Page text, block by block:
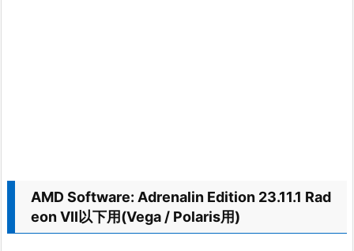
AMD Software: Adrenalin Edition 23.11.1 Rad
eon VII以下用(Vega / Polaris用)